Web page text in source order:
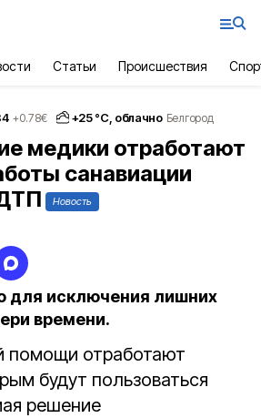
Статьи Происшествия
+0.78€ +25°С, облачно Белгород
медики отработают
санавиации
Новость
для исключения лишних
времени.
помощи отработают
будут пользоваться
решение